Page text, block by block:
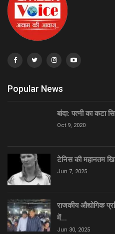
Popular News
बांदा: पत्नी का कटा
Oct 9, 2020
टेनिस की महानतम
Jun 7, 2025
राजकीय औद्योगिक
में…
Jun 30, 2025